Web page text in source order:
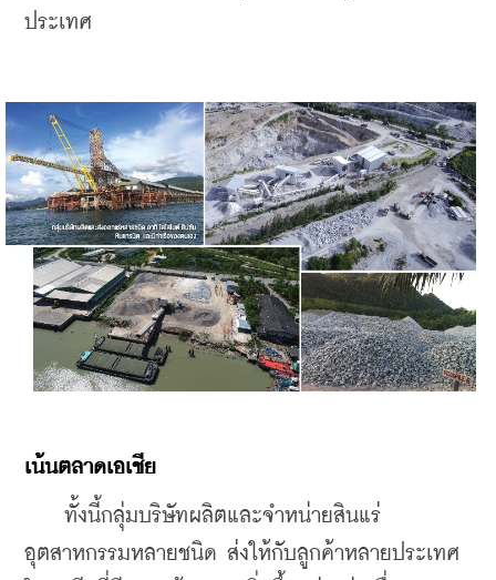
ประเทศ
เน้นตลาดเอเชีย
ทั้งนี้กลุ่มบริษัทผลิตและจำหน่ายสินแร่
อุตสาหกรรมหลายชนิด ส่งให้กับลูกค้าหลายประเทศ